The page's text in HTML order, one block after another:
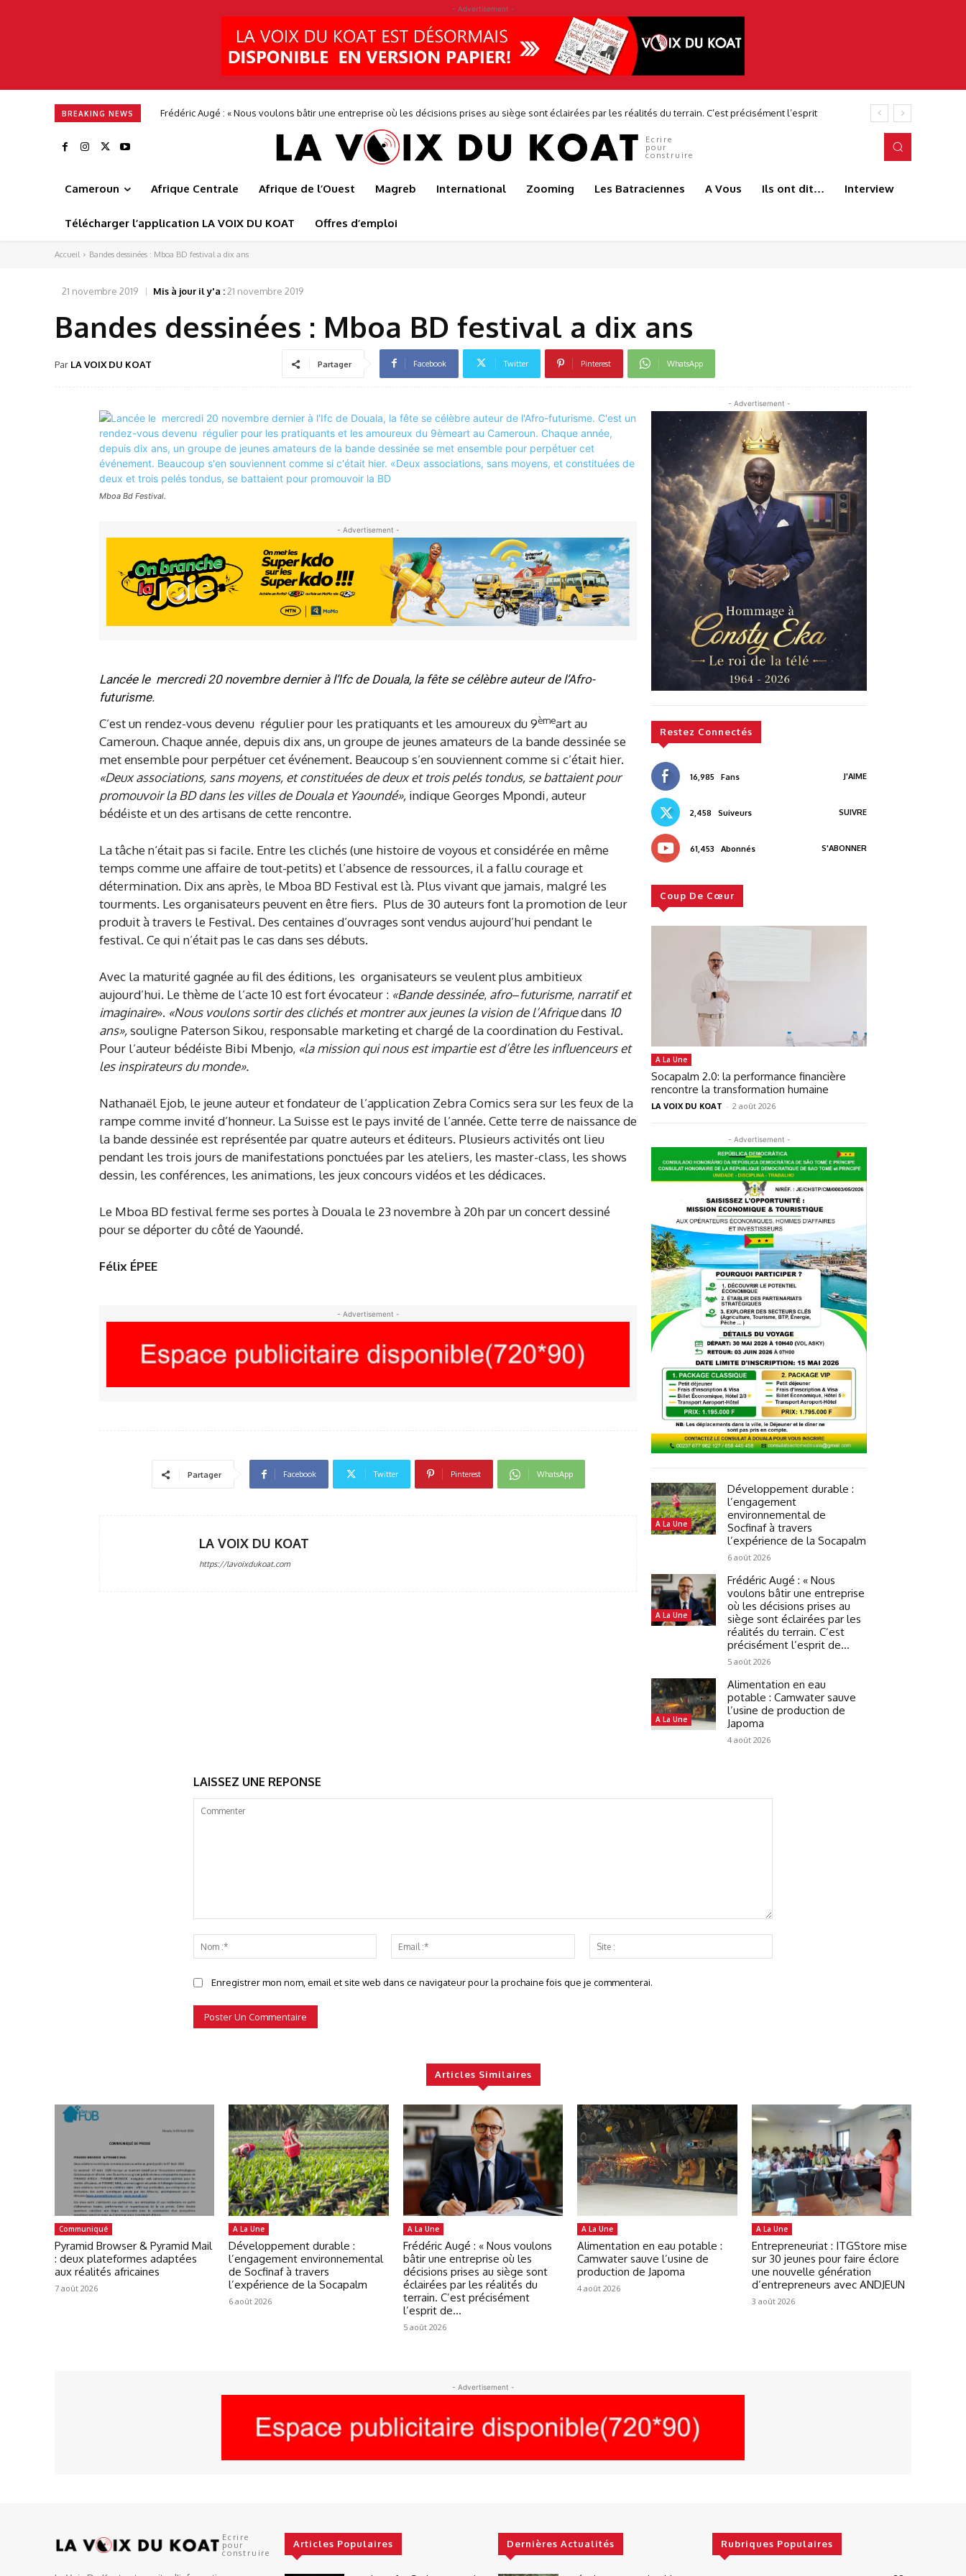
- Advertisement -
BREAKING NEWS
Frédéric Augé : « Nous voulons bâtir une entreprise où les décisions prises au siège sont éclairées par les réalités du terrain. C’est précisément l’esprit
Ecrire
pour
construire
Cameroun Afrique Centrale Afrique de l’Ouest Magreb International Zooming Les Batraciennes A Vous Ils ont dit… Interview
Télécharger l’application LA VOIX DU KOAT Offres d’emploi
Accueil Bandes dessinées : Mboa BD festival a dix ans
21 novembre 2019 Mis à jour il y'a :21 novembre 2019
Bandes dessinées : Mboa BD festival a dix ans
Par LA VOIX DU KOAT Partager Facebook Twitter Pinterest WhatsApp
Mboa Bd Festival.
- Advertisement -
Lancée le mercredi 20 novembre dernier à l’Ifc de Douala, la fête se célèbre auteur de l’Afro-
futurisme.
C’est un rendez-vous devenu régulier pour les pratiquants et les amoureux du 9èmeart au
Cameroun. Chaque année, depuis dix ans, un groupe de jeunes amateurs de la bande dessinée se
met ensemble pour perpétuer cet événement. Beaucoup s’en souviennent comme si c’était hier.
«Deux associations, sans moyens, et constituées de deux et trois pelés tondus, se battaient pour
promouvoir la BD dans les villes de Douala et Yaoundé», indique Georges Mpondi, auteur
bédéiste et un des artisans de cette rencontre.
La tâche n‘était pas si facile. Entre les clichés (une histoire de voyous et considérée en même
temps comme une affaire de tout-petits) et l’absence de ressources, il a fallu courage et
détermination. Dix ans après, le Mboa BD Festival est là. Plus vivant que jamais, malgré les
tourments. Les organisateurs peuvent en être fiers. Plus de 30 auteurs font la promotion de leur
produit à travers le Festival. Des centaines d’ouvrages sont vendus aujourd’hui pendant le
festival. Ce qui n’était pas le cas dans ses débuts.
Avec la maturité gagnée au fil des éditions, les organisateurs se veulent plus ambitieux
aujourd’hui. Le thème de l’acte 10 est fort évocateur : «Bande dessinée, afro–futurisme, narratif et
imaginaire». «Nous voulons sortir des clichés et montrer aux jeunes la vision de l’Afriquedans 10
ans»,souligne Paterson Sikou, responsable marketing et chargé de la coordination du Festival.
Pour l’auteur bédéiste Bibi Mbenjo, «la mission qui nous est impartie est d’être les influenceurs et
les inspirateurs du monde».
Nathanaël Ejob, le jeune auteur et fondateur de l’application Zebra Comics sera sur les feux de la
rampe comme invité d’honneur. La Suisse est le pays invité de l’année. Cette terre de naissance de
la bande dessinée est représentée par quatre auteurs et éditeurs. Plusieurs activités ont lieu
pendant les trois jours de manifestations ponctuées par les ateliers, les master-class, les shows
dessin, les conférences, les animations, les jeux concours vidéos et les dédicaces.
Le Mboa BD festival ferme ses portes à Douala le 23 novembre à 20h par un concert dessiné
pour se déporter du côté de Yaoundé.
Félix ÉPEE
- Advertisement -
Partager Facebook Twitter Pinterest WhatsApp
LA VOIX DU KOAT
https://lavoixdukoat.com
- Advertisement -
Restez Connectés
16,985 Fans J'AIME
2,458 Suiveurs SUIVRE
61,453 Abonnés S'ABONNER
Coup De Cœur
A La Une
Socapalm 2.0: la performance financière
rencontre la transformation humaine
LA VOIX DU KOAT - 2 août 2026
- Advertisement -
A La Une
Développement durable :
l’engagement
environnemental de
Socfinaf à travers
l’expérience de la Socapalm
6 août 2026
A La Une
Frédéric Augé : « Nous
voulons bâtir une entreprise
où les décisions prises au
siège sont éclairées par les
réalités du terrain. C’est
précisément l’esprit de...
5 août 2026
A La Une
Alimentation en eau
potable : Camwater sauve
l’usine de production de
Japoma
4 août 2026
LAISSEZ UNE REPONSE
:*
Email
:*
:
Enregistrer mon nom, email et site web dans ce navigateur pour la prochaine fois que je commenterai.
Articles Similaires
Communiqué
Pyramid Browser & Pyramid Mail
: deux plateformes adaptées
aux réalités africaines
7 août 2026
A La Une
Développement durable :
l’engagement environnemental
de Socfinaf à travers
l’expérience de la Socapalm
6 août 2026
A La Une
Frédéric Augé : « Nous voulons
bâtir une entreprise où les
décisions prises au siège sont
éclairées par les réalités du
terrain. C’est précisément
l’esprit de...
5 août 2026
A La Une
Alimentation en eau potable :
Camwater sauve l’usine de
production de Japoma
4 août 2026
A La Une
Entrepreneuriat : ITGStore mise
sur 30 jeunes pour faire éclore
une nouvelle génération
d’entrepreneurs avec ANDJEUN
3 août 2026
- Advertisement -
Ecrire
pour
construire
Articles Populaires Dernières Actualités Rubriques Populaires